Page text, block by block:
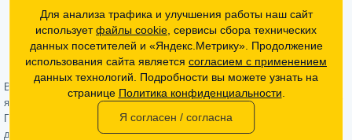
ПВЗ Пн-Пт с 10:00 до 20:00
г. Москва, ул. Барклая 13с1
подъезд 1, цокольный этаж, офис 1
Официальный интернет-магазин NiceBike © 2012 - 2026
Вся информация на сайте носит ознакомительный характер, не
является публичной офертой (определяемой положениями Статьи 437
Гражданского кодекса РФ) и не может в полной мере передавать
достоверную информацию о свойствах, комплектации и
Для анализа трафика и улучшения работы наш сайт
используетфайлы cookie , сервисы сбора технических
данных посетителей и «Яндекс.Метрику». Продолжение
использования сайта является согласием с применением
данных технологий. Подробности вы можете узнать на
странице Политика конфиденциальности
Я согласен / согласна